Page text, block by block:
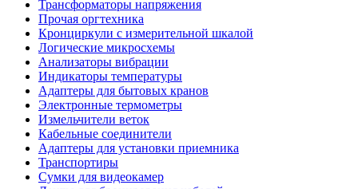
Трансформаторы напряжения
Прочая оргтехника
Кронциркули с измерительной шкалой
Логические микросхемы
Анализаторы вибрации
Индикаторы температуры
Адаптеры для бытовых кранов
Электронные термометры
Измельчители веток
Кабельные соединители
Адаптеры для установки приемника
Транспортиры
Сумки для видеокамер